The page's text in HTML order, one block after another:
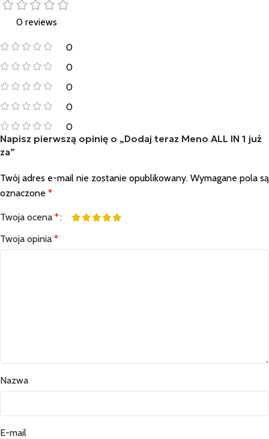
0 reviews
0
0
0
0
0
Napisz pierwszą opinię o „Dodaj teraz Meno ALL IN 1 już
za”
Twój adres e-mail nie zostanie opublikowany. Wymagane pola są
oznaczone *
Twoja ocena *
Twoja opinia *
Nazwa
E-mail